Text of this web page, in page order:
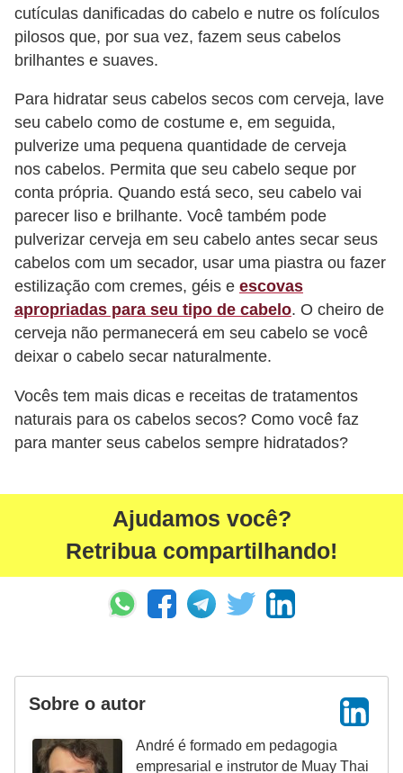
cutículas danificadas do cabelo e nutre os folículos
pilosos que, por sua vez, fazem seus cabelos
brilhantes e suaves.
Para hidratar seus cabelos secos com cerveja, lave
seu cabelo como de costume e, em seguida,
pulverize uma pequena quantidade de cerveja
nos cabelos. Permita que seu cabelo seque por
conta própria. Quando está seco, seu cabelo vai
parecer liso e brilhante. Você também pode
pulverizar cerveja em seu cabelo antes secar seus
cabelos com um secador, usar uma piastra ou fazer
estilização com cremes, géis e escovas
apropriadas para seu tipo de cabelo. O cheiro de
cerveja não permanecerá em seu cabelo se você
deixar o cabelo secar naturalmente.
Vocês tem mais dicas e receitas de tratamentos
naturais para os cabelos secos? Como você faz
para manter seus cabelos sempre hidratados?
Ajudamos você?
Retribua compartilhando!
Sobre o autor
André é formado em pedagogia
empresarial e instrutor de Muay Thai